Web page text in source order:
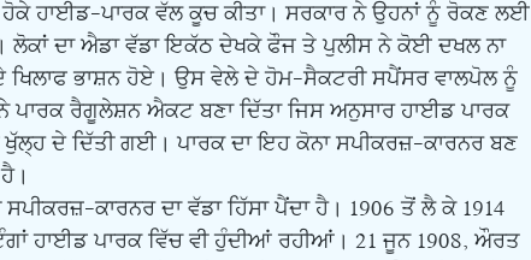
ਹਾਈਡ-ਪਾਰਕ ਵੱਲ ਕੂਚ ਕੀਤਾ। ਸਰਕਾਰ ਨੇ ਉਹਨਾਂ ਨੂੰ ਰੋਕਣ ਲਈ
ਲੋਕਾਂ ਦਾ ਐਡਾ ਵੱਡਾ ਇਕੱਠ ਦੇਖਕੇ ਫੌਜ ਤੇ ਪੁਲੀਸ ਨੇ ਕੋਈ ਦਖਲ ਨਾ
ਖਿਲਾਫ ਭਾਸ਼ਨ ਹੋਏ। ਉਸ ਵੇਲੇ ਦੇ ਹੋਮ-ਸੈਕਟਰੀ ਸਪੈਂਸਰ ਵਾਲਪੋਲ ਨੂੰ
ਪਾਰਕ ਰੈਗੂਲੇਸ਼ਨ ਐਕਟ ਬਣਾ ਦਿੱਤਾ ਜਿਸ ਅਨੁਸਾਰ ਹਾਈਡ ਪਾਰਕ
ਦੇ ਦਿੱਤੀ ਗਈ। ਪਾਰਕ ਦਾ ਇਹ ਕੋਨਾ ਸਪੀਕਰਜ਼-ਕਾਰਨਰ ਬਣ
ਹਾਈਡ ਪਾਰਕ ਵਿੱਚ ਵੀ ਹੁੰਦੀਆਂ ਰਹੀਆਂ। 21 ਜੂਨ 1908, ਔਰਤ